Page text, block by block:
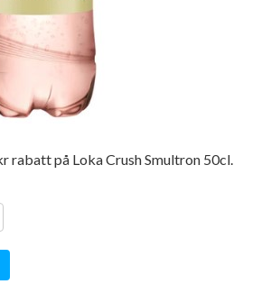
rabatt på Loka Crush Smultron 50cl.